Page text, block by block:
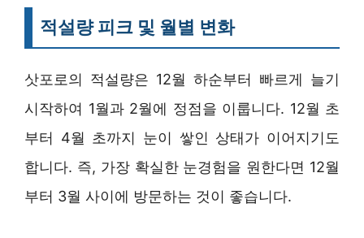
적설량 피크 및 월별 변화
삿포로의 적설량은 12월 하순부터 빠르게 늘기
시작하여 1월과 2월에 정점을 이룹니다. 12월 초
부터 4월 초까지 눈이 쌓인 상태가 이어지기도
합니다. 즉, 가장 확실한 눈경험을 원한다면 12월
부터 3월 사이에 방문하는 것이 좋습니다.